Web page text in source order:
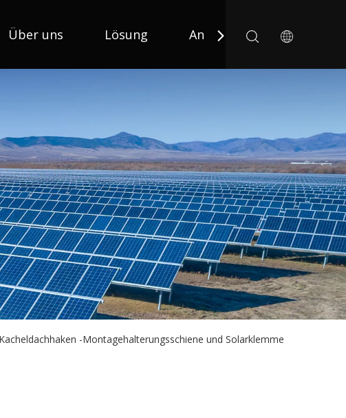
Über uns Lösung Anwendung
-Montagehalterungsschiene und Solarklemme